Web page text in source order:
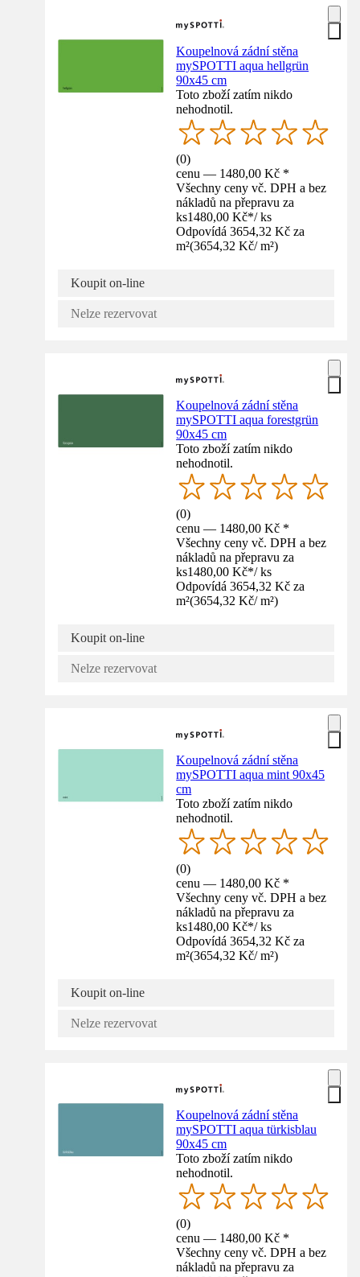
Koupelnová zádní stěna
mySPOTTI aqua hellgrün
90x45 cm
Toto zboží zatím nikdo
nehodnotil.
(0)
cenu — 1480,00 Kč *
Všechny ceny vč. DPH a bez
nákladů na přepravu za
ks1480,00 Kč*/ ks
Odpovídá 3654,32 Kč za
m²(3654,32 Kč/ m²)
Koupit on-line
Nelze rezervovat
Koupelnová zádní stěna
mySPOTTI aqua forestgrün
90x45 cm
Toto zboží zatím nikdo
nehodnotil.
(0)
cenu — 1480,00 Kč *
Všechny ceny vč. DPH a bez
nákladů na přepravu za
ks1480,00 Kč*/ ks
Odpovídá 3654,32 Kč za
m²(3654,32 Kč/ m²)
Koupit on-line
Nelze rezervovat
Koupelnová zádní stěna
mySPOTTI aqua mint 90x45
cm
Toto zboží zatím nikdo
nehodnotil.
(0)
cenu — 1480,00 Kč *
Všechny ceny vč. DPH a bez
nákladů na přepravu za
ks1480,00 Kč*/ ks
Odpovídá 3654,32 Kč za
m²(3654,32 Kč/ m²)
Koupit on-line
Nelze rezervovat
Koupelnová zádní stěna
mySPOTTI aqua türkisblau
90x45 cm
Toto zboží zatím nikdo
nehodnotil.
(0)
cenu — 1480,00 Kč *
Všechny ceny vč. DPH a bez
nákladů na přepravu za